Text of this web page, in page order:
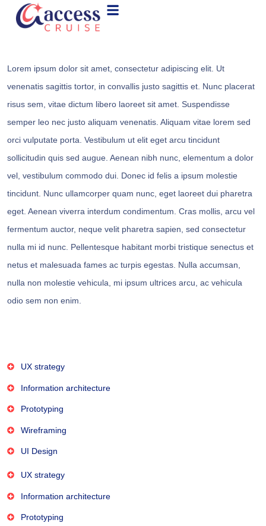
Lorem ipsum dolor sit amet, consectetur adipiscing elit. Ut
venenatis sagittis tortor, in convallis justo sagittis et. Nunc placerat
risus sem, vitae dictum libero laoreet sit amet. Suspendisse
semper leo nec justo aliquam venenatis. Aliquam vitae lorem sed
orci vulputate porta. Vestibulum ut elit eget arcu tincidunt
sollicitudin quis sed augue. Aenean nibh nunc, elementum a dolor
vel, vestibulum commodo dui. Donec id felis a ipsum molestie
tincidunt. Nunc ullamcorper quam nunc, eget laoreet dui pharetra
eget. Aenean viverra interdum condimentum. Cras mollis, arcu vel
fermentum auctor, neque velit pharetra sapien, sed consectetur
nulla mi id nunc. Pellentesque habitant morbi tristique senectus et
netus et malesuada fames ac turpis egestas. Nulla accumsan,
nulla non molestie vehicula, mi ipsum ultrices arcu, ac vehicula
odio sem non enim.
UX strategy
Information architecture
Prototyping
Wireframing
UI Design
UX strategy
Information architecture
Prototyping